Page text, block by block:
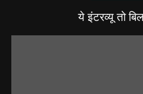
ये इंटरव्यू तो